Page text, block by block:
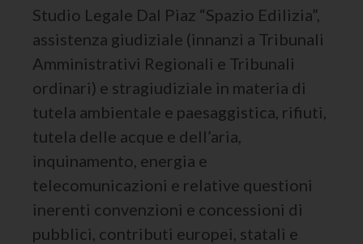
Studio Legale Dal Piaz “Spazio Edilizia”,
assistenza giudiziale (innanzi a Tribunali
Amministrativi Regionali e Tribunali
ordinari) e stragiudiziale in materia di
tutela ambientale e paesaggistica, rifiuti,
tutela delle acque e dell’aria,
inquinamento, energia e
telecomunicazioni e relative questioni
inerenti convenzioni e concessioni di
pubblici, contributi europei, statali e